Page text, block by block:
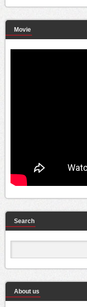
Movie
Search
About us